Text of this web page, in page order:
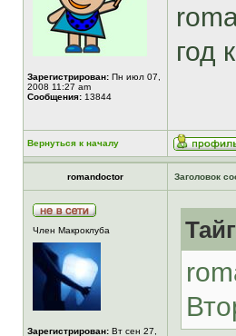
Зарегистрирован: Пн июл 07,
2008 11:27 am
Сообщения: 13844
год
Вернуться к началу
romandoctor Заголовок
Член Макроклуба
Зарегистрирован: Вт сен 27,